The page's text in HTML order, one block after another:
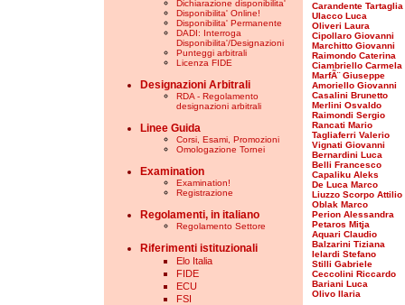
Dichiarazione disponibilita'
Disponibilita' Online!
Disponibilita' Permanente
DADI: Interroga
Disponibilita'/Designazioni
Punteggi arbitrali
Licenza FIDE
Designazioni Arbitrali
RDA - Regolamento
designazioni arbitrali
Linee Guida
Corsi, Esami, Promozioni
Omologazione Tornei
Examination
Examination!
Registrazione
Regolamenti, in italiano
Regolamento Settore
Riferimenti istituzionali
Elo Italia
FIDE
ECU
FSI
Carandente
Ulacco Luca
Oliveri Laura
Cipollaro Giovanni
Marchitto Giovanni
Raimondo Caterina
Ciambriello Carmela
MarfÃ¨ Giuseppe
Amoriello Giovanni
Casalini Brunetto
Merlini Osvaldo
Raimondi Sergio
Rancati Mario
Tagliaferri Valerio
Vignati Giovanni
Bernardini Luca
Belli Francesco
Capaliku Aleks
De Luca Marco
Liuzzo Scorpo Attilio
Oblak Marco
Perion Alessandra
Petaros Mitja
Aquari Claudio
Balzarini Tiziana
Ielardi Stefano
Stilli Gabriele
Ceccolini Riccardo
Bariani Luca
Olivo Ilaria